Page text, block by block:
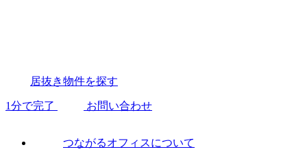
居抜き物件を探す
1分で完了 お問い合わせ
つながるオフィスについて